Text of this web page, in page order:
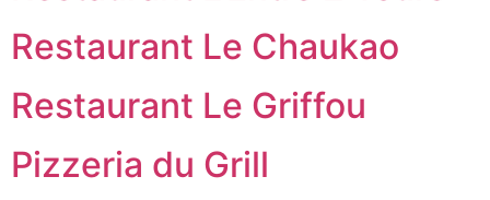
Restaurant Le Chaukao
Restaurant Le Griffou
Pizzeria du Grill